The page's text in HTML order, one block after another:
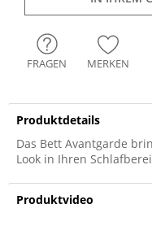
FRAGEN MERKEN
Produktdetails
Das Bett Avantgarde
Look in Ihren
Produktvideo